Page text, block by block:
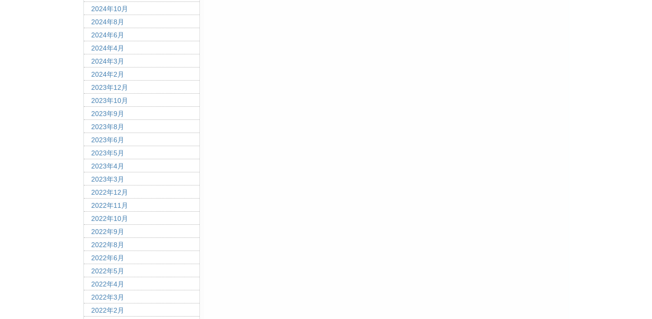
2024年10月
2024年8月
2024年6月
2024年4月
2024年3月
2024年2月
2023年12月
2023年10月
2023年9月
2023年8月
2023年6月
2023年5月
2023年4月
2023年3月
2022年12月
2022年11月
2022年10月
2022年9月
2022年8月
2022年6月
2022年5月
2022年4月
2022年3月
2022年2月